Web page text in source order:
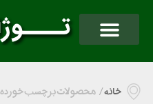
خانه/ محصولات برچسب خورده